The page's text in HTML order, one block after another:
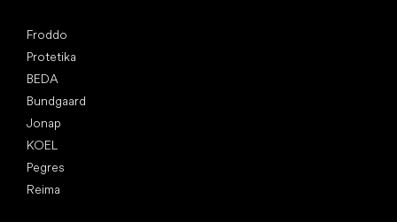
Froddo
Protetika
BEDA
Bundgaard
Jonap
KOEL
Pegres
Reima